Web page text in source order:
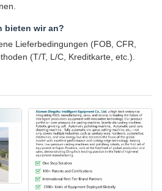
bieten wir an?
Lieferbedingungen (FOB, CFR,
(T/T, L/C, Kreditkarte, etc.).